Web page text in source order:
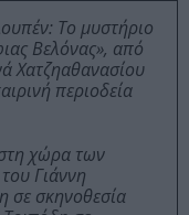
Το μυστήριο
Βελόνας», από
Χατζηαθανασίου
περιοδεία
χώρα των
Γιάννη
σε σκηνοθεσία